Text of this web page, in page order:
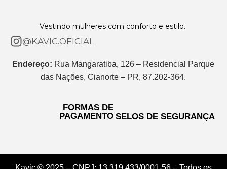
Vestindo mulheres com conforto e estilo.
@KAVIC.OFICIAL
Endereço: Rua Mangaratiba, 126 – Residencial Parque
das Nações, Cianorte – PR, 87.202-364.
FORMAS DE
PAGAMENTO SELOS DE SEGURANÇA